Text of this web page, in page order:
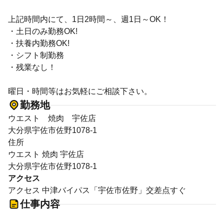
上記時間内にて、1日2時間～、週1日～OK！
・土日のみ勤務OK!
・扶養内勤務OK!
・シフト制勤務
・残業なし！
曜日・時間等はお気軽にご相談下さい。
勤務地
ウエスト 焼肉 宇佐店
大分県宇佐市佐野1078-1
住所
ウエスト 焼肉 宇佐店
大分県宇佐市佐野1078-1
アクセス
アクセス 中津バイパス「宇佐市佐野」交差点すぐ
仕事内容